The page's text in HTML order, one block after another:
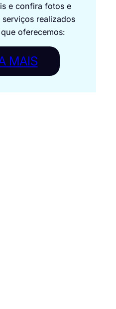
e confira fotos e
realizados
oferecemos:
MAIS